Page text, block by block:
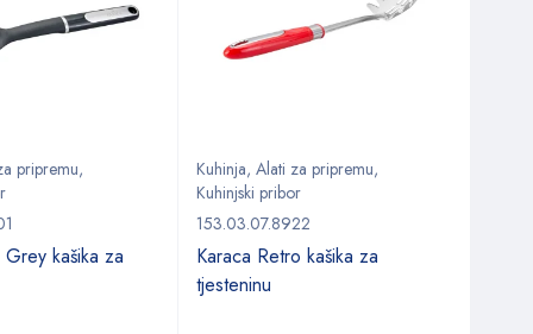
pripremu,
kašika za
Kuhinja, Alati za pripremu,
Kuhinjski pribor
153.03.07.8922
Karaca Retro kašika za
tjesteninu